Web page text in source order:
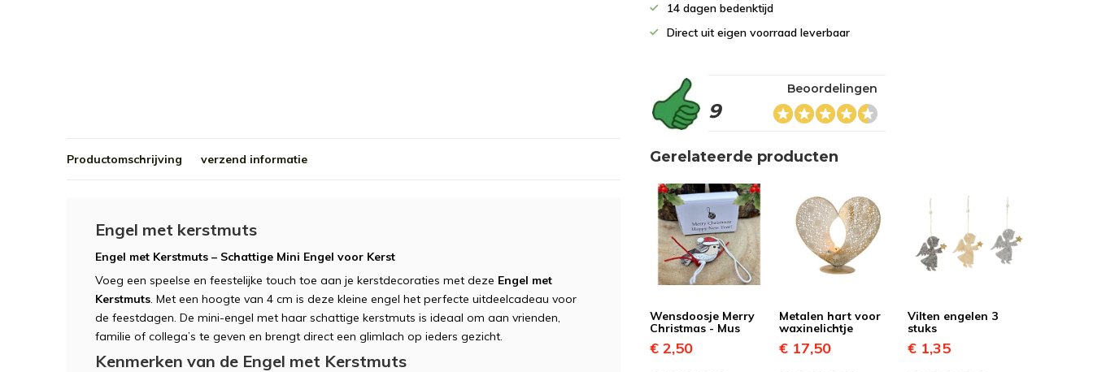
14 dagen bedenktijd
Direct uit eigen voorraad leverbaar
9
Beoordelingen
Productomschrijving verzend informatie
Engel met kerstmuts
Engel met Kerstmuts – Schattige Mini Engel voor Kerst
Voeg een speelse en feestelijke touch toe aan je kerstdecoraties met deze Engel met
Kerstmuts. Met een hoogte van 4 cm is deze kleine engel het perfecte uitdeelcadeau voor
de feestdagen. De mini-engel met haar schattige kerstmuts is ideaal om aan vrienden,
familie of collega’s te geven en brengt direct een glimlach op ieders gezicht.
Kenmerken van de Engel met Kerstmuts
Gerelateerde producten
Wensdoosje Merry
Christmas - Mus
€ 2,50
Metalen hart voor
waxinelichtje
€ 17,50
Vilten engelen 3
stuks
€ 1,35